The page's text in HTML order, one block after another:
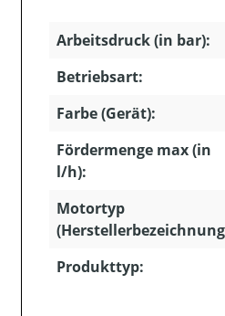
Arbeitsdruck (in bar):
Betriebsart:
Farbe (Gerät):
Fördermenge max (in
l/h):
Motortyp
Produkttyp: